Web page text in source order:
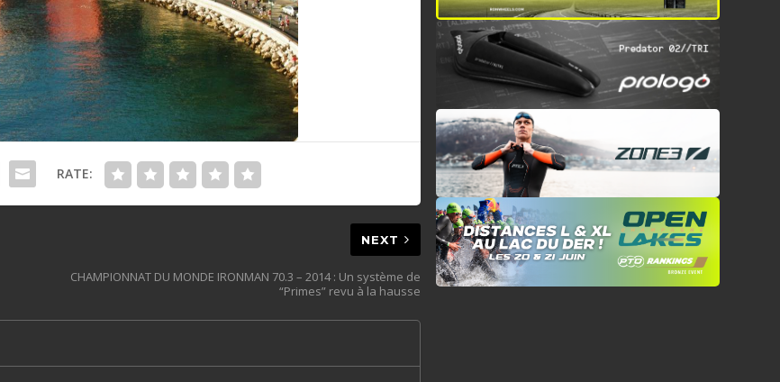
RATE:
NEXT
CHAMPIONNAT DU MONDE IRONMAN 70.3 – 2014 : Un système de
“Primes” revu à la hausse